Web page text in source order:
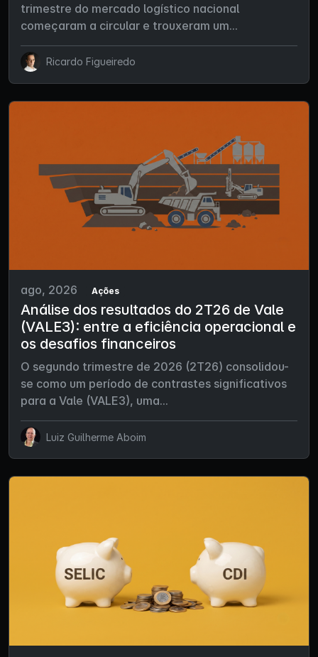
trimestre do mercado logístico nacional
começaram a circular e trouxeram um...
Ricardo Figueiredo
ago, 2026 Ações
Análise dos resultados do 2T26 de Vale
(VALE3): entre a eficiência operacional e
os desafios financeiros
O segundo trimestre de 2026 (2T26) consolidou-
se como um período de contrastes significativos
para a Vale (VALE3), uma...
Luiz Guilherme Aboim